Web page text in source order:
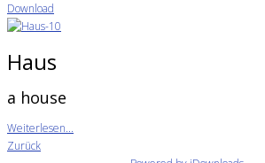
Download
Haus
a house
Weiterlesen...
Zurück